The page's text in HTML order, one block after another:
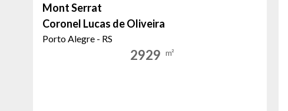
Mont Serrat
Coronel Lucas de Oliveira
Porto Alegre - RS
2929 m²